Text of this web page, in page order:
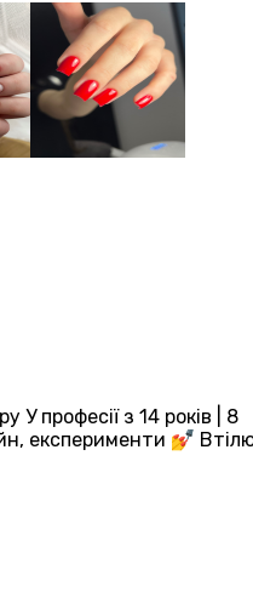
У професії з 14 років | 8
експерименти 💅